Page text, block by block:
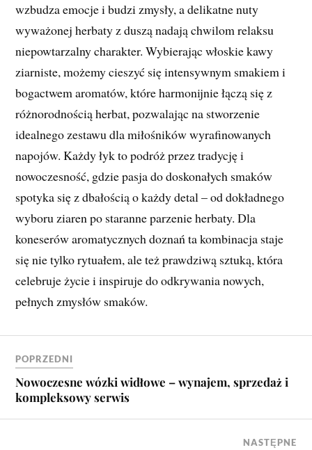
wzbudza emocje i budzi zmysły, a delikatne nuty
wyważonej herbaty z duszą nadają chwilom relaksu
niepowtarzalny charakter. Wybierając włoskie kawy
ziarniste, możemy cieszyć się intensywnym smakiem i
bogactwem aromatów, które harmonijnie łączą się z
różnorodnością herbat, pozwalając na stworzenie
idealnego zestawu dla miłośników wyrafinowanych
napojów. Każdy łyk to podróż przez tradycję i
nowoczesność, gdzie pasja do doskonałych smaków
spotyka się z dbałością o każdy detal – od dokładnego
wyboru ziaren po staranne parzenie herbaty. Dla
koneserów aromatycznych doznań ta kombinacja staje
się nie tylko rytuałem, ale też prawdziwą sztuką, która
celebruje życie i inspiruje do odkrywania nowych,
pełnych zmysłów smaków.
POPRZEDNI
Nowoczesne wózki widłowe – wynajem, sprzedaż i
kompleksowy serwis
NASTĘPNE